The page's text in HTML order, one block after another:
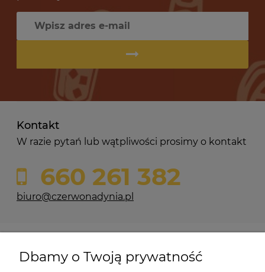
Kontakt
W razie pytań lub wątpliwości prosimy o kontakt
660 261 382
biuro@czerwonadynia.pl
Dbamy o Twoją prywatność